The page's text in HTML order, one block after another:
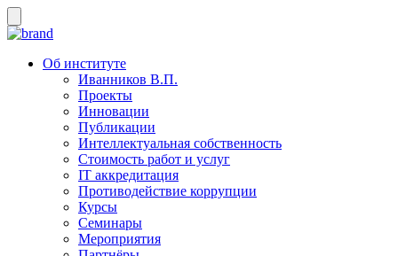
Об институте
Иванников В.П.
Проекты
Инновации
Публикации
Интеллектуальная собственность
Стоимость работ и услуг
IT аккредитация
Противодействие коррупции
Курсы
Семинары
Мероприятия